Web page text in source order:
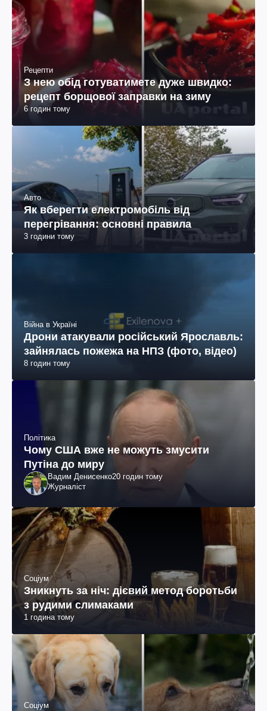
Рецепти
З нею обід готуватимете дуже швидко:
рецепт борщової заправки на зиму
6 годин тому
Авто
Як вберегти електромобіль від
перегрівання: основні правила
3 години тому
Війна в Україні
Дрони атакували російський Ярославль:
зайнялась пожежа на НПЗ (фото, відео)
8 годин тому
Політика
Чому США вже не можуть змусити
Путіна до миру
Вадим Денисенко20 годин тому
Журналіст
Соціум
Зникнуть за ніч: дієвий метод боротьби
з рудими слимаками
1 година тому
Соціум